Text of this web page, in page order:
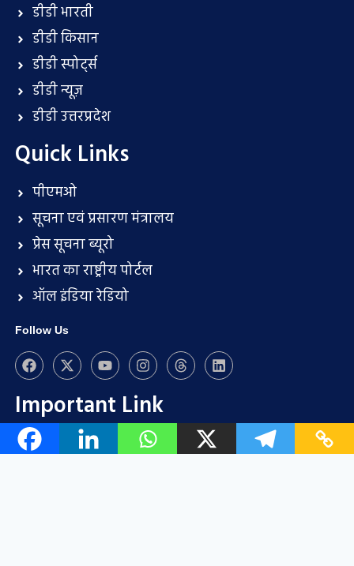
डीडी भारती
डीडी किसान
डीडी स्पोर्ट्स
डीडी न्यूज़
डीडी उत्तरप्रदेश
Quick Links
पीएमओ
सूचना एवं प्रसारण मंत्रालय
प्रेस सूचना ब्यूरो
भारत का राष्ट्रीय पोर्टल
ऑल इंडिया रेडियो
Follow Us
Important Link
हमारे साथ विज्ञापन करें